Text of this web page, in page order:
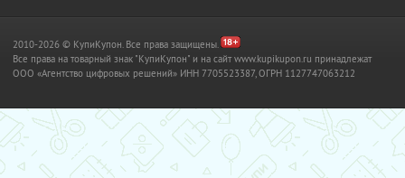
2010-2026 © КупиКупон. Все права защищены.
Все права на товарный знак "КупиКупон" и на сайт www.kupikupon.ru принадлежат
OOO «Агентство цифровых решений» ИНН 7705523387, ОГРН 1127747063212